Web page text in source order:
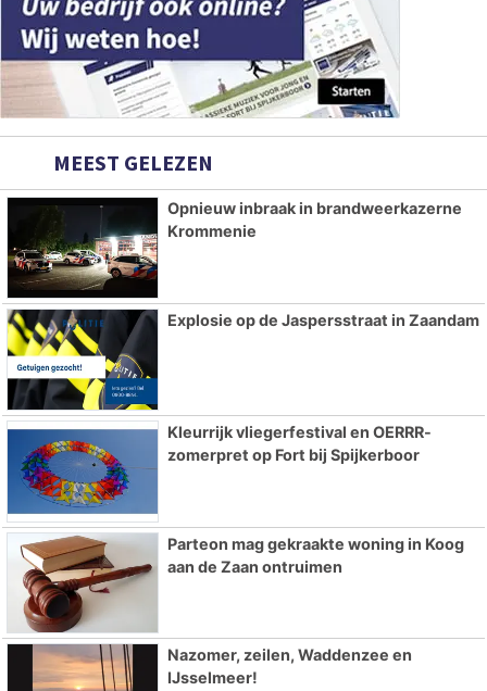
MEEST GELEZEN
Opnieuw inbraak in brandweerkazerne
Krommenie
Explosie op de Jaspersstraat in Zaandam
Kleurrijk vliegerfestival en OERRR-
zomerpret op Fort bij Spijkerboor
Parteon mag gekraakte woning in Koog
aan de Zaan ontruimen
Nazomer, zeilen, Waddenzee en
IJsselmeer!